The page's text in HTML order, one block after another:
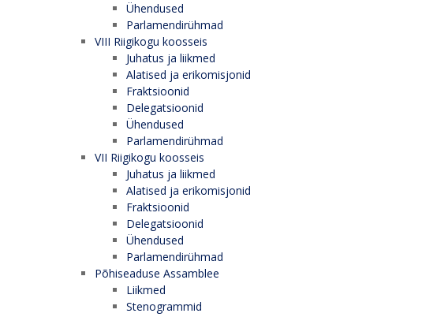
Ühendused
Parlamendirühmad
VIII Riigikogu koosseis
Juhatus ja liikmed
Alatised ja erikomisjonid
Fraktsioonid
Delegatsioonid
Ühendused
Parlamendirühmad
VII Riigikogu koosseis
Juhatus ja liikmed
Alatised ja erikomisjonid
Fraktsioonid
Delegatsioonid
Ühendused
Parlamendirühmad
Põhiseaduse Assamblee
Liikmed
Stenogrammid